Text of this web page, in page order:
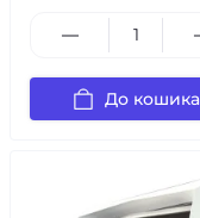
До кошика